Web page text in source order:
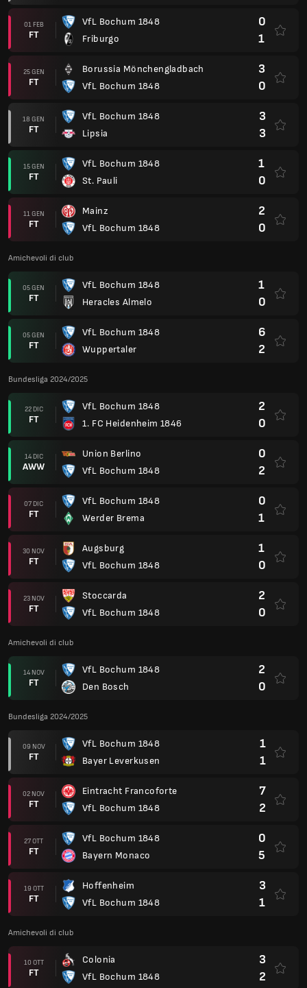
01 FEB
FT
VfL Bochum 1848
Friburgo
0
1
25 GEN
FT
Borussia Mönchengladbach
VfL Bochum 1848
3
0
18 GEN
FT
VfL Bochum 1848
Lipsia
3
3
15 GEN
FT
VfL Bochum 1848
St. Pauli
1
0
11 GEN
FT
Mainz
VfL Bochum 1848
2
0
Amichevoli di club
05 GEN
FT
VfL Bochum 1848
Heracles Almelo
1
0
05 GEN
FT
VfL Bochum 1848
Wuppertaler
6
2
Bundesliga 2024/2025
22 DIC
FT
VfL Bochum 1848
1. FC Heidenheim 1846
2
0
14 DIC
AWW
Union Berlino
VfL Bochum 1848
0
2
07 DIC
FT
VfL Bochum 1848
Werder Brema
0
1
30 NOV
FT
Augsburg
VfL Bochum 1848
1
0
23 NOV
FT
Stoccarda
VfL Bochum 1848
2
0
Amichevoli di club
14 NOV
FT
VfL Bochum 1848
Den Bosch
2
0
Bundesliga 2024/2025
09 NOV
FT
VfL Bochum 1848
Bayer Leverkusen
1
1
02 NOV
FT
Eintracht Francoforte
VfL Bochum 1848
7
2
27 OTT
FT
VfL Bochum 1848
Bayern Monaco
0
5
19 OTT
FT
Hoffenheim
VfL Bochum 1848
3
1
Amichevoli di club
10 OTT
FT
Colonia
VfL Bochum 1848
3
2